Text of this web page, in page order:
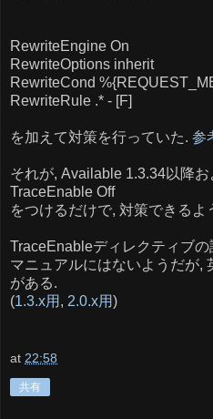
RewriteEngine On
RewriteOptions inherit
RewriteCond
RewriteRule .* - [F]
を加えて対策を行っていた. 参
それが, Available 1.3.34以降
TraceEnable Off
をつけるだけで, 対策できるよ
TraceEnableディレクティブ
マニュアルにはないようだが,
がある.
(1.3.x用 , 2.0.x用)
at 22:58
共有